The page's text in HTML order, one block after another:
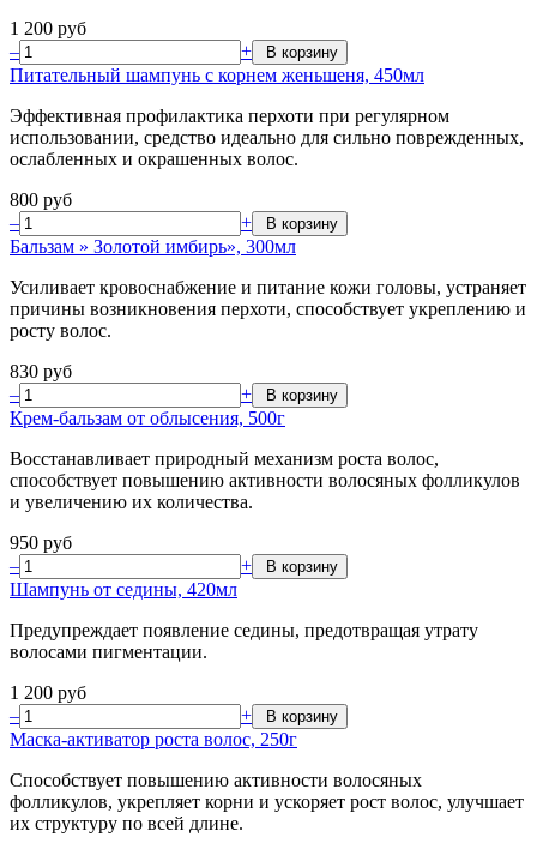
1 200 руб
–
+
Питательный шампунь с корнем женьшеня, 450мл
Эффективная профилактика перхоти при регулярном
использовании, средство идеально для сильно поврежденных,
ослабленных и окрашенных волос.
800 руб
–
+
Бальзам » Золотой имбирь», 300мл
Усиливает кровоснабжение и питание кожи головы, устраняет
причины возникновения перхоти, способствует укреплению и
росту волос.
830 руб
–
+
Крем-бальзам от облысения, 500г
Восстанавливает природный механизм роста волос,
способствует повышению активности волосяных фолликулов
и увеличению их количества.
950 руб
–
+
Шампунь от седины, 420мл
Предупреждает появление седины, предотвращая утрату
волосами пигментации.
1 200 руб
–
+
Маска-активатор роста волос, 250г
Способствует повышению активности волосяных
фолликулов, укрепляет корни и ускоряет рост волос, улучшает
их структуру по всей длине.